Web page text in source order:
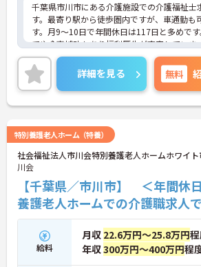
千葉県市川市にある介護施設での介護福祉士
す。最寄り駅から徒歩圏内ですが、車通勤も
す。月9～10日で年間休日は117日と多めです
てや食事補助もあり福利厚生が充実していま
興味のある方はお気軽にお問合せ下さい。
詳細を見る 無料
特別養護老人ホーム（特養）
社会福祉法人市川会特別養護老人ホームホワイト
川会
【千葉県／市川市】 ＜年間休
養護老人ホームでの介護職求人
給料
月収 22.6万円～25.8万円
年収300万円～400万円程